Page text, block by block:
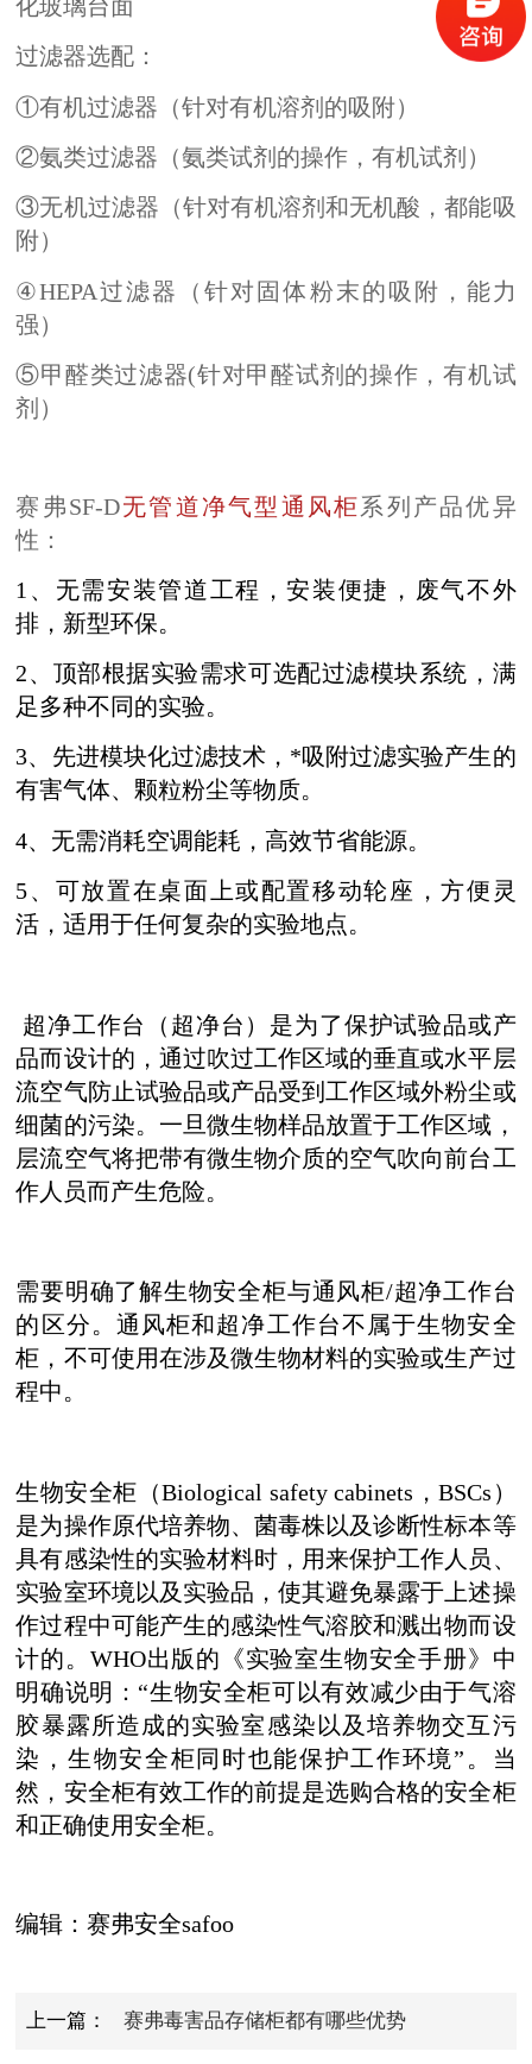
化玻璃台面
过滤器选配：
①有机过滤器（针对有机溶剂的吸附）
②氨类过滤器（氨类试剂的操作，有机试剂）
③无机过滤器（针对有机溶剂和无机酸，都能吸
附）
④HEPA过滤器（针对固体粉末的吸附，能力
强）
⑤甲醛类过滤器(针对甲醛试剂的操作，有机试
剂）
赛弗SF-D无管道净气型通风柜系列产品优异
性：
1、无需安装管道工程，安装便捷，废气不外
排，新型环保。
2、 顶部根据实验需求可选配过滤模块系统 ， 满
足多种不同的实验。
3、先进模块化过滤技术，*吸附过滤实验产生的
有害气体、颗粒粉尘等物质。
4、无需消耗空调能耗，高效节省能源。
5、可放置在桌面上或配置移动轮座，方便灵
活 ，适用于任何复杂的实验地点。
超净工作台（超净台）是为了保护试验品或产
品而设计的，通过吹过工作区域的垂直或水平层
流空气防止试验品或产品受到工作区域外粉尘或
细菌的污染。一旦微生物样品放置于工作区域，
层流空气将把带有微生物介质的空气吹向前台工
作人员而产生危险。
需要明确了解生物安全柜与通风柜/超净工作台
的区分。通风柜和超净工作台不属于生物安全
柜，不可使用在涉及微生物材料的实验或生产过
程中。
生物安全柜（Biological safety cabinets，BSCs）
是为操作原代培养物、菌毒株以及诊断性标本等
具有感染性的实验材料时，用来保护工作人员、
实验室环境以及实验品，使其避免暴露于上述操
作过程中可能产生的感染性气溶胶和溅出物而设
计的。WHO出版的《实验室生物安全手册》中
明确说明： “生物安全柜可以有效减少由于气溶
胶暴露所造成的实验室感染以及培养物交互污
染，生物安全柜同时也能保护工作环境” 。当
然，安全柜有效工作的前提是选购合格的安全柜
和正确使用安全柜。
编辑：赛弗安全safoo
上一篇： 赛弗毒害品存储柜都有哪些优势